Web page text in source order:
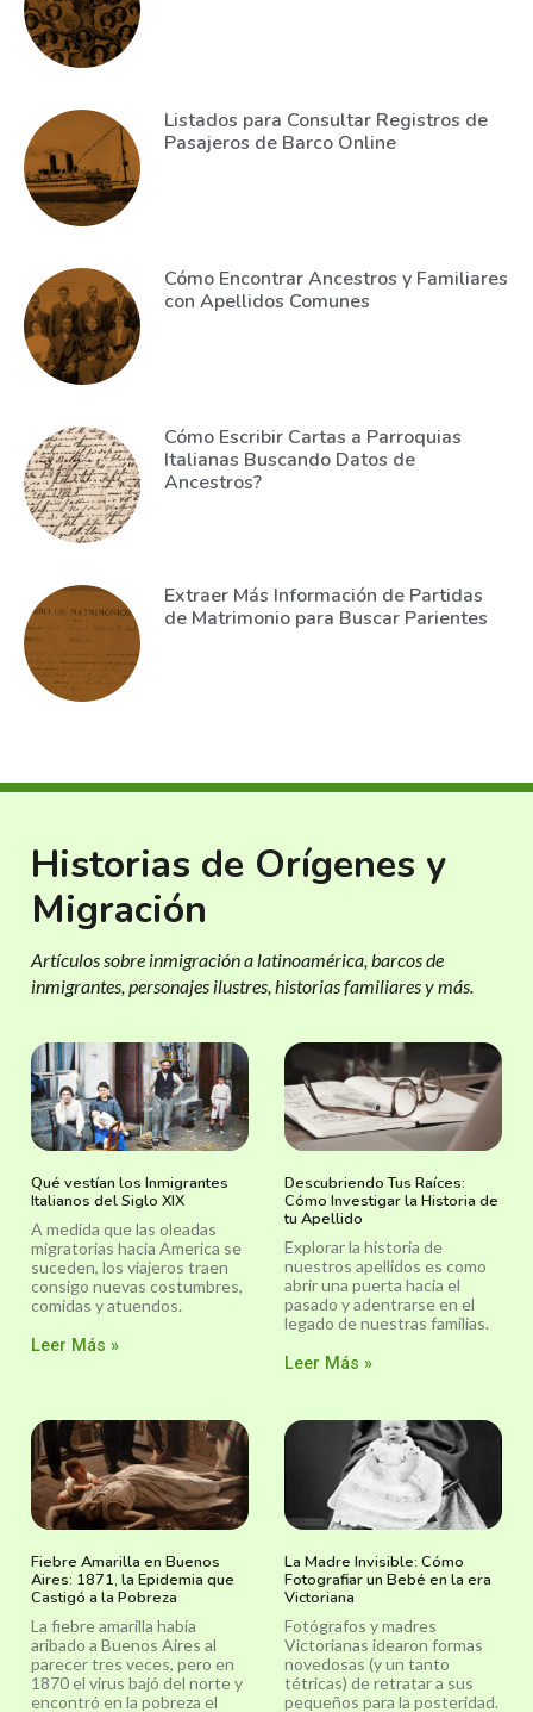
Listados para Consultar Registros de
Pasajeros de Barco Online
Cómo Encontrar Ancestros y Familiares
con Apellidos Comunes
Cómo Escribir Cartas a Parroquias
Italianas Buscando Datos de
Ancestros?
Extraer Más Información de Partidas
de Matrimonio para Buscar Parientes
Historias de Orígenes y
Migración
Artículos sobre inmigración a latinoamérica, barcos de
inmigrantes, personajes ilustres, historias familiares y más.
Qué vestían los Inmigrantes
Italianos del Siglo XIX
A medida que las oleadas
migratorias hacia America se
suceden, los viajeros traen
consigo nuevas costumbres,
comidas y atuendos.
Leer Más »
Descubriendo Tus Raíces:
Cómo Investigar la Historia de
tu Apellido
Explorar la historia de
nuestros apellidos es como
abrir una puerta hacia el
pasado y adentrarse en el
legado de nuestras familias.
Leer Más »
Fiebre Amarilla en Buenos
Aires: 1871, la Epidemia que
Castigó a la Pobreza
La fiebre amarilla había
aribado a Buenos Aires al
parecer tres veces, pero en
1870 el virus bajó del norte y
encontró en la pobreza el
La Madre Invisible: Cómo
Fotografiar un Bebé en la era
Victoriana
Fotógrafos y madres
Victorianas idearon formas
novedosas (y un tanto
tétricas) de retratar a sus
pequeños para la posteridad.